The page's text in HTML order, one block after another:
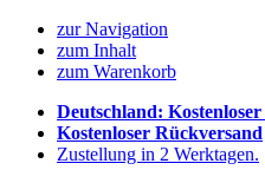
zur Navigation
zum Inhalt
zum Warenkorb
Deutschland:
Kostenloser Rückversand
Zustellung in 2 Werktagen.